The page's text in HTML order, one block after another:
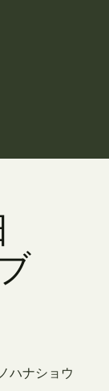
ハナショウ